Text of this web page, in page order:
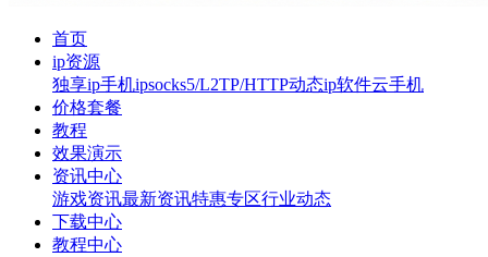
首页
ip资源
独享ip手机ipsocks5/L2TP/HTTP动态ip软件云手机
价格套餐
教程
效果演示
资讯中心
游戏资讯最新资讯特惠专区行业动态
下载中心
教程中心